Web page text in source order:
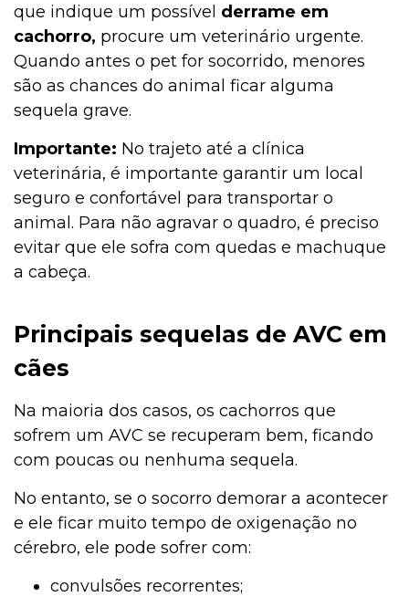
que indique um possível derrame em
cachorro, procure um veterinário urgente.
Quando antes o pet for socorrido, menores
são as chances do animal ficar alguma
sequela grave.
Importante: No trajeto até a clínica
veterinária, é importante garantir um local
seguro e confortável para transportar o
animal. Para não agravar o quadro, é preciso
evitar que ele sofra com quedas e machuque
a cabeça.
Principais sequelas de AVC em
cães
Na maioria dos casos, os cachorros que
sofrem um AVC se recuperam bem, ficando
com poucas ou nenhuma sequela.
No entanto, se o socorro demorar a acontecer
e ele ficar muito tempo de oxigenação no
cérebro, ele pode sofrer com:
convulsões recorrentes;